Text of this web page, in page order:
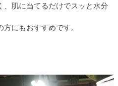
肌に当てるだけでスッと水分
にもおすすめです。